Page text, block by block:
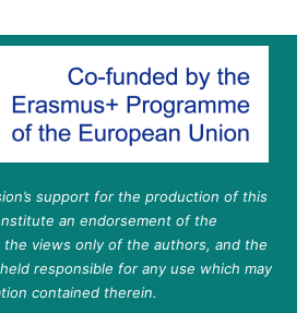
support for the production of this
an endorsement of the
views only of the authors, and the
responsible for any use which may
contained therein.